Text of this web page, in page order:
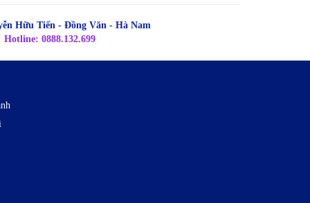
Hữu Tiến - Đồng Văn - Hà Nam
Hotline: 0888.132.699